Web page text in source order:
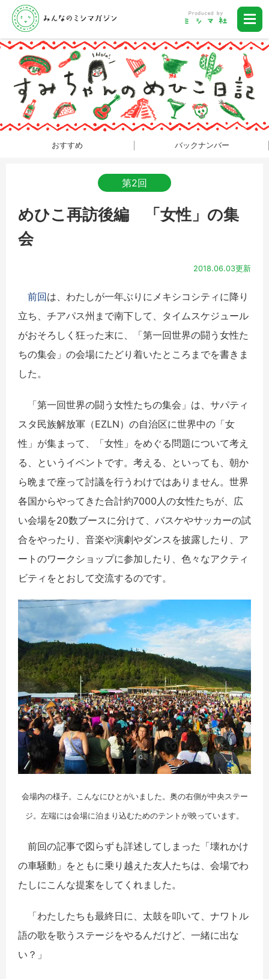
おすすめ バックナンバー
第2回
めひこ再訪後編 「女性」の集
会
2018.06.03更新
前回は、わたしが一年ぶりにメキシコシティに降り
立ち、チアパス州まで南下して、タイムスケジュール
がおそろしく狂った末に、「第一回世界の闘う女性た
ちの集会」の会場にたどり着いたところまでを書きま
した。
「第一回世界の闘う女性たちの集会」は、サパティ
スタ民族解放軍（EZLN）の自治区に世界中の「女
性」が集まって、「女性」をめぐる問題について考え
る、というイベントです。考える、といっても、朝か
ら晩まで座って討議を行うわけではありません。世界
各国からやってきた合計約7000人の女性たちが、広
い会場を20数ブースに分けて、バスケやサッカーの試
合をやったり、音楽や演劇やダンスを披露したり、ア
ートのワークショップに参加したり、色々なアクティ
ビティをとおして交流するのです。
会場内の様子。こんなにひとがいました。奥の右側が中央ステー
ジ。左端には会場に泊まり込むためのテントが映っています。
前回の記事で図らずも詳述してしまった「壊れかけ
の車騒動」をともに乗り越えた友人たちは、会場でわ
たしにこんな提案をしてくれました。
「わたしたちも最終日に、太鼓を叩いて、ナワトル
語の歌を歌うステージをやるんだけど、一緒に出な
い？」